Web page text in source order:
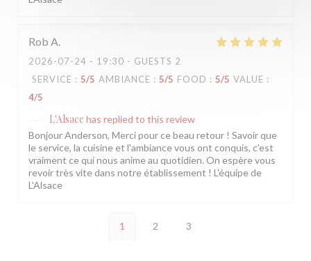
Rob A
2026-07-24 - 19:30 - GUESTS 2
SERVICE : 5/5 AMBIANCE : 5/5 FOOD : 5/5 VALUE :
4/5
L'Alsace has replied to this review
Bonjour Anderson, Merci pour ce beau retour ! Savoir que
le service, la cuisine et l'ambiance vous ont conquis, c'est
vraiment ce qui nous anime au quotidien. On espère vous
revoir très vite dans notre établissement ! L'équipe de
L'Alsace
1 2 3